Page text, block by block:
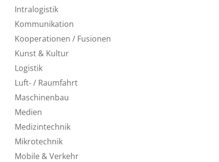
Intralogistik
Kommunikation
Kooperationen / Fusionen
Kunst & Kultur
Logistik
Luft- / Raumfahrt
Maschinenbau
Medien
Medizintechnik
Mikrotechnik
Mobile & Verkehr